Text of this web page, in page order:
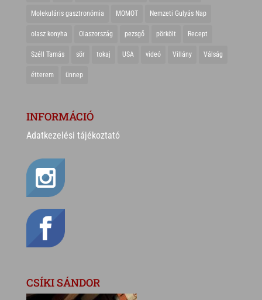
Molekuláris gasztronómia MOMOT Nemzeti Gulyás Nap
olasz konyha Olaszország pezsgő pörkölt Recept
Széll Tamás sör tokaj USA videó Villány Válság
étterem ünnep
INFORMÁCIÓ
Adatkezelési tájékoztató
CSÍKI SÁNDOR